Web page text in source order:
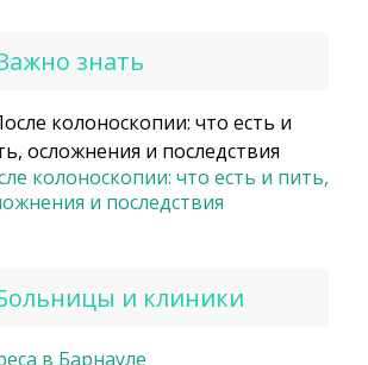
знать
колоноскопии: что есть и пить,
и последствия
и клиники
в Барнауле